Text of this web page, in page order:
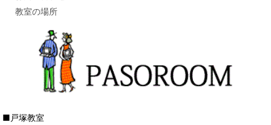
教室の場所
■戸塚教室